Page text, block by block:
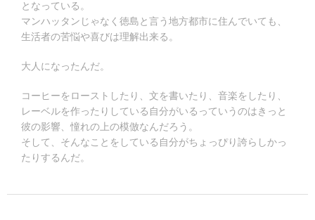
となっている。
マンハッタンじゃなく徳島と言う地方都市に住んでいても、
生活者の苦悩や喜びは理解出来る。
大人になったんだ。
コーヒーをローストしたり、文を書いたり、音楽をしたり、
レーベルを作ったりしている自分がいるっていうのはきっと
彼の影響、憧れの上の模倣なんだろう。
そして、そんなことをしている自分がちょっぴり誇らしかっ
たりするんだ。